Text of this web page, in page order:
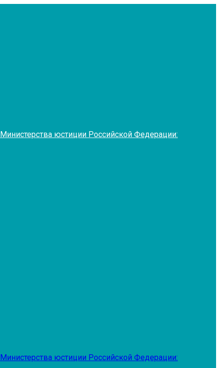
юстиции Российской Федерации:
юстиции Российской Федерации: